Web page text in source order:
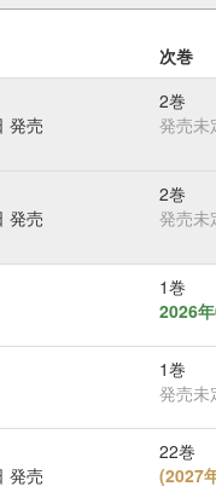
次巻
発売
2巻
発売未
発売
2巻
発売未
1巻
2026
1巻
発売未
発売
22巻
(2027